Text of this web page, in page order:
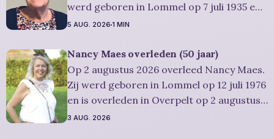
werd geboren in Lommel op 7 juli 1935 en
is overleden in Leopoldsburg op 1
Leopoldsburg en werd 91 jaar.
Rouwbericht Severens: De
afscheidsplechtigheid van Rosa zal in
intieme kring plaatsvinden. Er
5 AUG. 2026 1 MIN
Nancy Maes overleden (50 jaar)
Op 2 augustus 2026 overleed Nancy Maes.
Zij werd geboren in Lommel op 12 juli 1976
en is overleden in Overpelt op 2 augustus
2026. Ze was woonachtig in Lommel en
3 AUG. 2026